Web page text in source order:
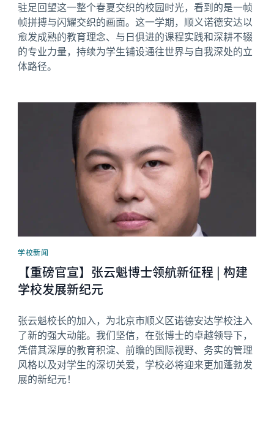
驻足回望这一整个春夏交织的校园时光，看到的是一帧
帧拼搏与闪耀交织的画面。这一学期，顺义诺德安达以
愈发成熟的教育理念、与日俱进的课程实践和深耕不辍
的专业力量，持续为学生铺设通往世界与自我深处的立
体路径。
学校新闻
【重磅官宣】张云魁博士领航新征程 | 构建
学校发展新纪元
张云魁校长的加入，为北京市顺义区诺德安达学校注入
了新的强大动能。我们坚信，在张博士的卓越领导下，
凭借其深厚的教育积淀、前瞻的国际视野、务实的管理
风格以及对学生的深切关爱，学校必将迎来更加蓬勃发
展的新纪元！